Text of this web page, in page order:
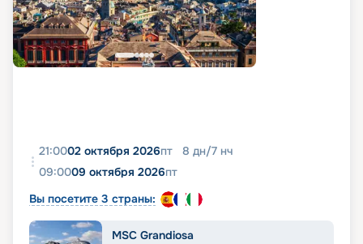
21:0002 октября 2026пт 8 дн/7 нч
09:0009 октября 2026пт
Вы посетите 3 страны:
MSC Grandiosa